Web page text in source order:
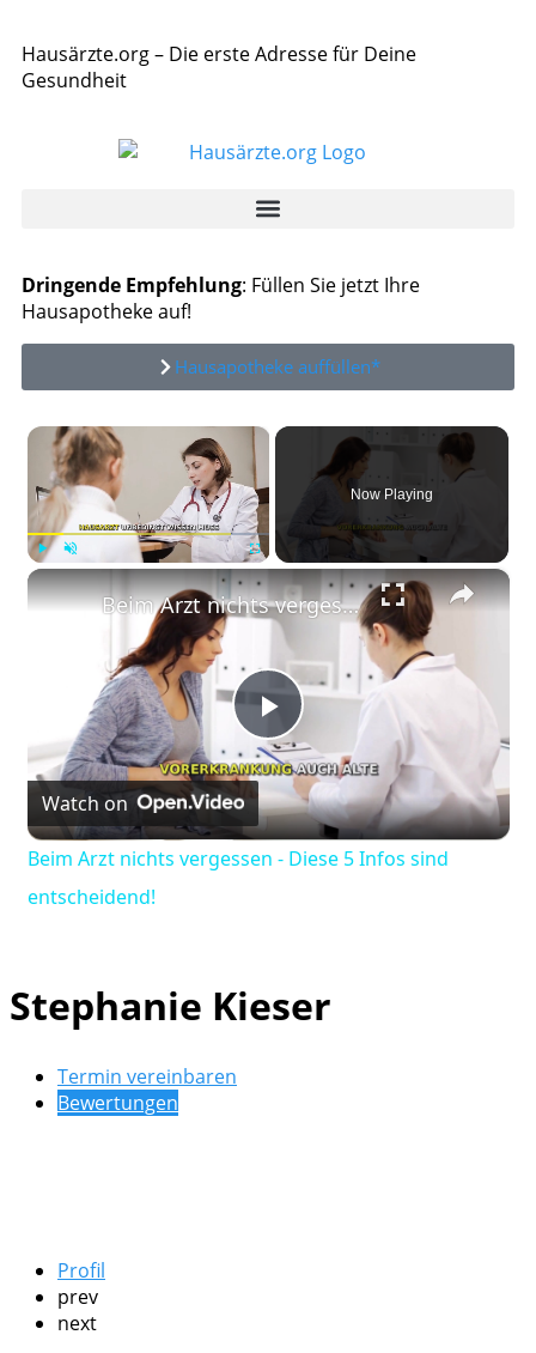
Hausärzte.org – Die erste Adresse für Deine
Gesundheit
Dringende Empfehlung: Füllen Sie jetzt Ihre
Hausapotheke auf!
Hausapotheke auffüllen*
×
Now Playing
×
Play
Video
Beim Arzt nichts vergessen - Diese 5 Infos sind entscheidend!
Watch on
Beim Arzt nichts vergessen - Diese 5 Infos sind
entscheidend!
Stephanie Kieser
Termin vereinbaren
Bewertungen
Profil
prev
next